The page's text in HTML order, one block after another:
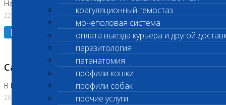
коагуляционный гемостаз
мочеполовая система
оплата выезда курьера и другой
паразитология
патанатомия
профили кошки
профили собак
прочие услуги
На Нагорной. Код ( 123,310,309)
22.07.2026
Подробнее
Санитарные дни
В Коломне 24.07.2026 и 28.07.2026
20.07.2026